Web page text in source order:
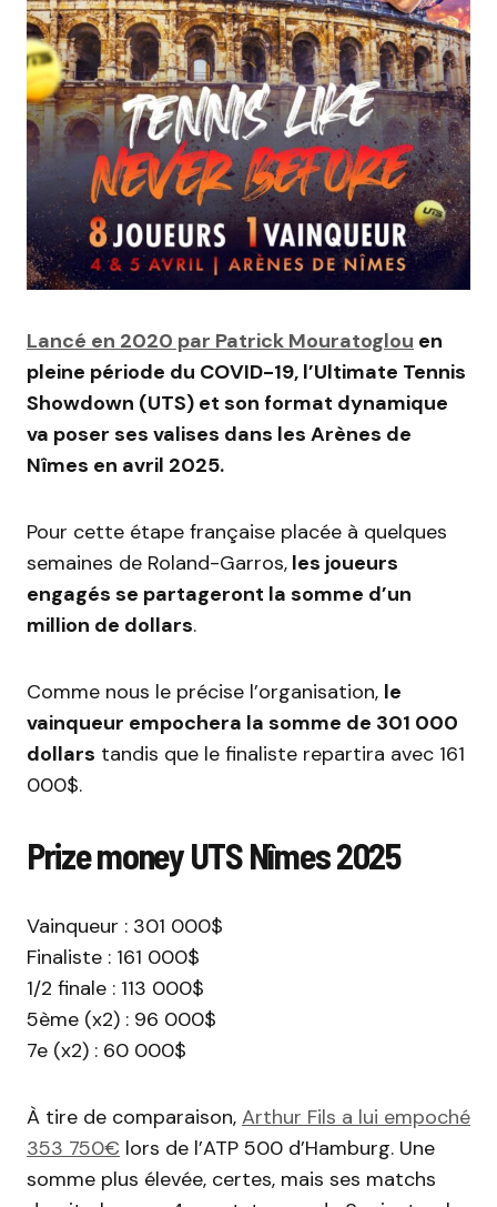
Lancé en 2020 par Patrick Mouratoglou en
pleine période du COVID-19, l’Ultimate Tennis
Showdown (UTS) et son format dynamique
va poser ses valises dans les Arènes de
Nîmes en avril 2025.
Pour cette étape française placée à quelques
semaines de Roland-Garros, les joueurs
engagés se partageront la somme d’un
million de dollars.
Comme nous le précise l’organisation, le
vainqueur empochera la somme de 301 000
dollars tandis que le finaliste repartira avec 161
000$.
Prize money UTS Nîmes 2025
Vainqueur : 301 000$
Finaliste : 161 000$
1/2 finale : 113 000$
5ème (x2) : 96 000$
7e (x2) : 60 000$
À tire de comparaison, Arthur Fils a lui empoché
353 750€ lors de l’ATP 500 d’Hamburg. Une
somme plus élevée, certes, mais ses matchs